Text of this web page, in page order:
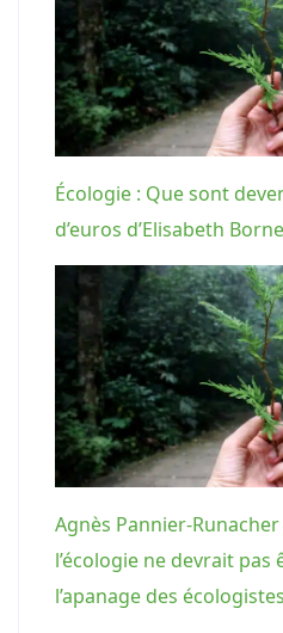
Écologie : Que sont
d’euros d’Elisabeth
Agnès Pannier-
l’écologie ne devrait
l’apanage des écologistes